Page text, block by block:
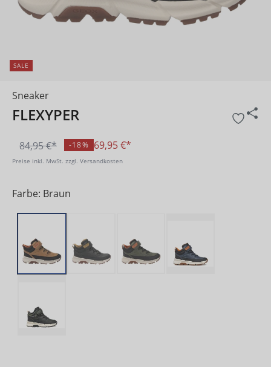
SALE
Sneaker
FLEXYPER
69,95 €*
84,95 €* -18%
Preise inkl. MwSt. zzgl. Versandkosten
Farbe: Braun